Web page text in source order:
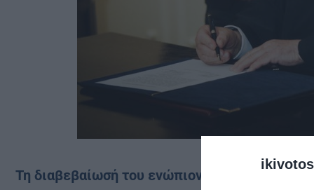
Τη διαβεβαίωσή του ενώπιον του Προέδρου